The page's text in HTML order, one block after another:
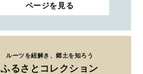
ページを見る
ルーツを紐解き、郷土を知ろう
ふるさとコレクション